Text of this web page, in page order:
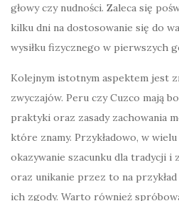
głowy czy nudności. Zaleca się
kilku dni na dostosowanie się do
wysiłku fizycznego w pierwszych
Kolejnym istotnym aspektem jest
zwyczajów. Peru czy Cuzco mają
praktyki oraz zasady zachowania
które znamy. Przykładowo, w
okazywanie szacunku dla tradycji i
oraz unikanie przez to na
ich zgody. Warto również